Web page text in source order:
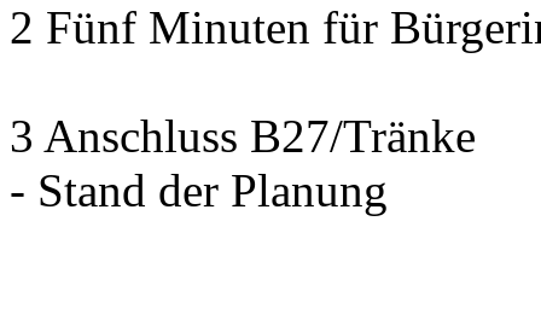
2 Fünf Minuten für
3 Anschluss B27/Tränke
- Stand der Planung